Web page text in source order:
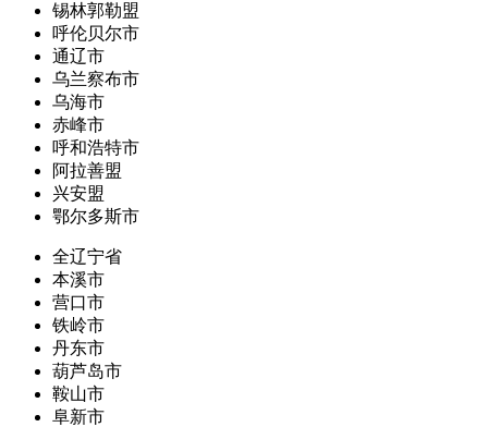
锡林郭勒盟
呼伦贝尔市
通辽市
乌兰察布市
乌海市
赤峰市
呼和浩特市
阿拉善盟
兴安盟
鄂尔多斯市
全辽宁省
本溪市
营口市
铁岭市
丹东市
葫芦岛市
鞍山市
阜新市